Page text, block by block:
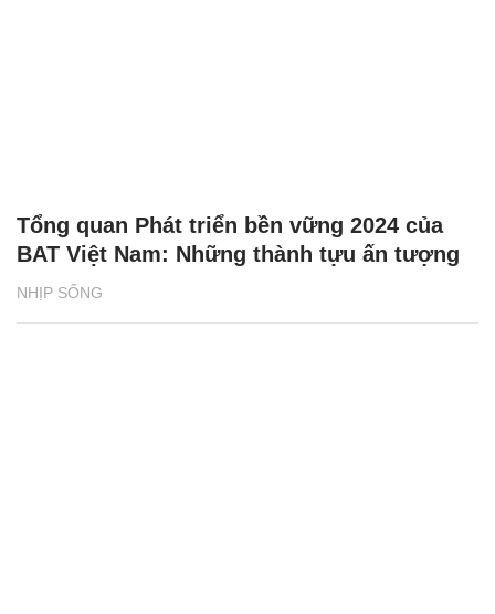
NHỊP SỐNG
Tổng quan Phát triển bền vững 2024 của
BAT Việt Nam: Những thành tựu ấn tượng